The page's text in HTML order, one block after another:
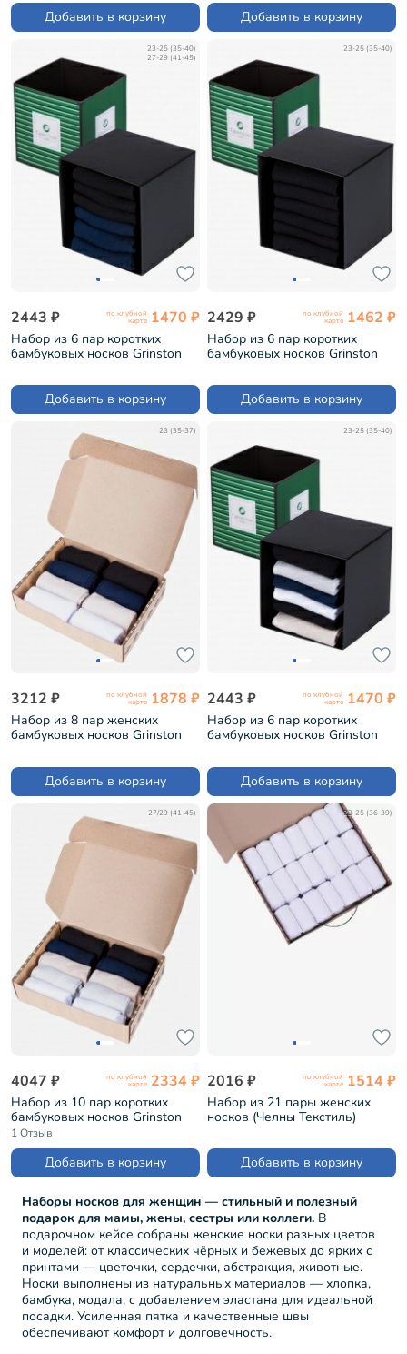
Добавить в корзину Добавить в корзину
23-25 (35-40)
27-29 (41-45)
2443 ₽ по клубной
карте 1470 ₽
Набор из 6 пар коротких
бамбуковых носков Grinston
Добавить в корзину
23-25 (35-40)
2429 ₽ по клубной
карте 1462 ₽
Набор из 6 пар коротких
бамбуковых носков Grinston
Добавить в корзину
23 (35-37)
3212 ₽ по клубной
карте 1878 ₽
Набор из 8 пар женских
бамбуковых носков Grinston
Добавить в корзину
23-25 (35-40)
2443 ₽ по клубной
карте 1470 ₽
Набор из 6 пар коротких
бамбуковых носков Grinston
Добавить в корзину
27/29 (41-45)
4047 ₽ по клубной
карте 2334 ₽
Набор из 10 пар коротких
бамбуковых носков Grinston
микс (PG-15D33-10k)
1 Отзыв
Добавить в корзину
23-25 (36-39)
2016 ₽ по клубной
карте 1514 ₽
Набор из 21 пары женских
носков (Челны Текстиль)
Добавить в корзину
Наборы носков для женщин — стильный и полезный
подарок для мамы, жены, сестры или коллеги. В
подарочном кейсе собраны женские носки разных цветов
и моделей: от классических чёрных и бежевых до ярких с
принтами — цветочки, сердечки, абстракция, животные.
Носки выполнены из натуральных материалов — хлопка,
бамбука, модала, с добавлением эластана для идеальной
посадки. Усиленная пятка и качественные швы
обеспечивают комфорт и долговечность.